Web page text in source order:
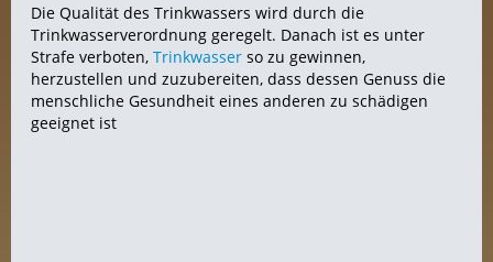
Die Qualität des Trinkwassers wird durch die
Trinkwasserverordnung geregelt. Danach ist es unter
Strafe verboten, Trinkwasser so zu gewinnen,
herzustellen und zuzubereiten, dass dessen Genuss die
menschliche Gesundheit eines anderen zu schädigen
geeignet ist